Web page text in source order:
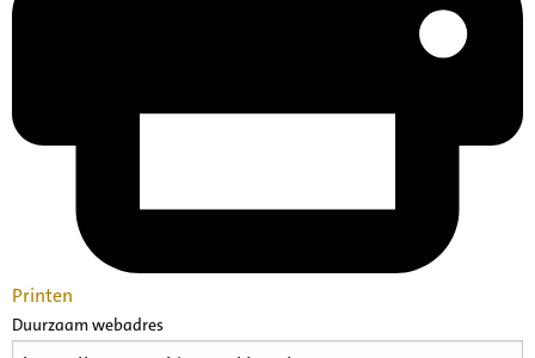
Printen
Duurzaam webadres